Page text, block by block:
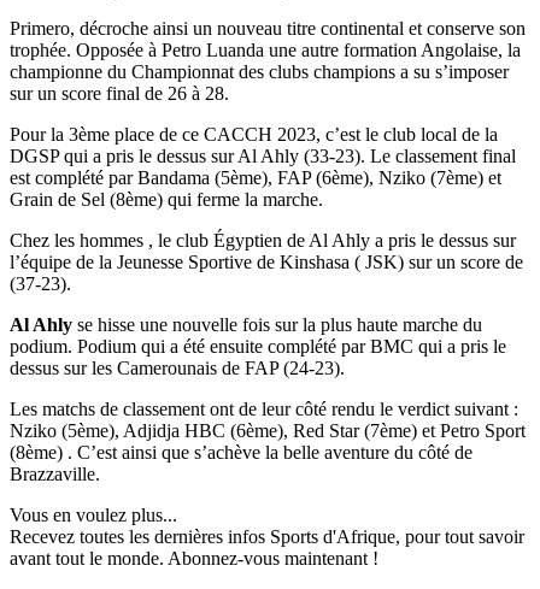
Primero, décroche ainsi un nouveau titre continental et conserve son
trophée. Opposée à Petro Luanda une autre formation Angolaise, la
championne du Championnat des clubs champions a su s’imposer
sur un score final de 26 à 28.
Pour la 3ème place de ce CACCH 2023, c’est le club local de la
DGSP qui a pris le dessus sur Al Ahly (33-23). Le classement final
est complété par Bandama (5ème), FAP (6ème), Nziko (7ème) et
Grain de Sel (8ème) qui ferme la marche.
Chez les hommes , le club Égyptien de Al Ahly a pris le dessus sur
l’équipe de la Jeunesse Sportive de Kinshasa ( JSK) sur un score de
(37-23).
Al Ahly se hisse une nouvelle fois sur la plus haute marche du
podium. Podium qui a été ensuite complété par BMC qui a pris le
dessus sur les Camerounais de FAP (24-23).
Les matchs de classement ont de leur côté rendu le verdict suivant :
Nziko (5ème), Adjidja HBC (6ème), Red Star (7ème) et Petro Sport
(8ème) . C’est ainsi que s’achève la belle aventure du côté de
Brazzaville.
Vous en voulez plus...
Recevez toutes les dernières infos Sports d'Afrique, pour tout savoir
avant tout le monde. Abonnez-vous maintenant !